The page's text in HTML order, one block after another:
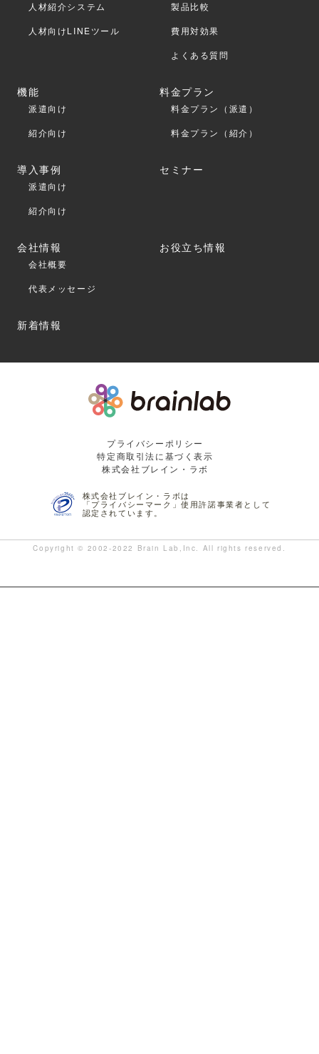
人材紹介システム
人材向けLINEツール
製品比較
費用対効果
よくある質問
機能
派遣向け
紹介向け
料金プラン
料金プラン（派遣）
料金プラン（紹介）
導入事例
派遣向け
紹介向け
セミナー
会社情報
会社概要
代表メッセージ
お役立ち情報
新着情報
プライバシーポリシー
特定商取引法に基づく表示
株式会社ブレイン・ラボ
株式会社ブレイン・ラボは
「プライバシーマーク」使用許諾事業者として
認定されています。
Copyright © 2002-2022 Brain Lab,Inc. All rights reserved.